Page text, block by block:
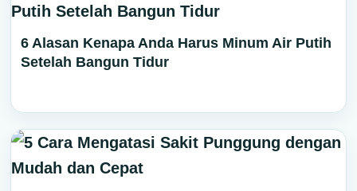
6 Alasan Kenapa Anda Harus Minum Air Putih
Setelah Bangun Tidur